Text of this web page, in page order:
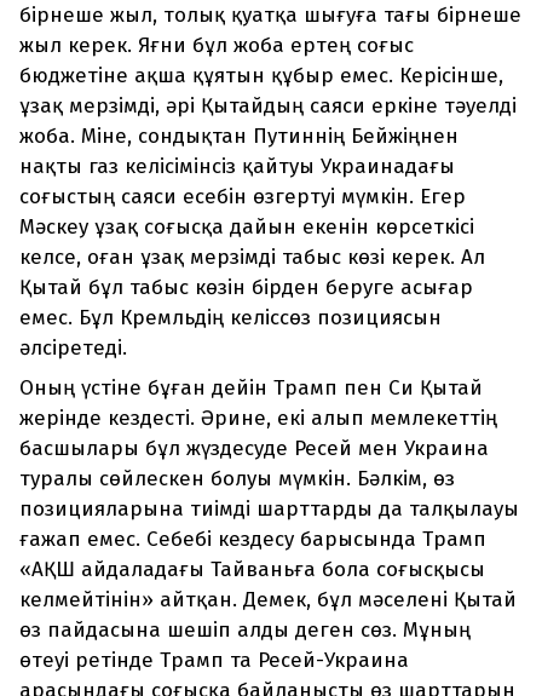
бірнеше жыл, толық қуатқа шығуға тағы бірнеше
жыл керек. Яғни бұл жоба ертең соғыс
бюджетіне ақша құятын құбыр емес. Керісінше,
ұзақ мерзімді, әрі Қытайдың саяси еркіне тәуелді
жоба. Міне, сондықтан Путиннің Бейжіңнен
нақты газ келісімінсіз қайтуы Украинадағы
соғыстың саяси есебін өзгертуі мүмкін. Егер
Мәскеу ұзақ соғысқа дайын екенін көрсеткісі
келсе, оған ұзақ мерзімді табыс көзі керек. Ал
Қытай бұл табыс көзін бірден беруге асығар
емес. Бұл Кремльдің келіссөз позициясын
әлсіретеді.
Оның үстіне бұған дейін Трамп пен Си Қытай
жерінде кездесті. Әрине, екі алып мемлекеттің
басшылары бұл жүздесуде Ресей мен Украина
туралы сөйлескен болуы мүмкін. Бәлкім, өз
позицияларына тиімді шарттарды да талқылауы
ғажап емес. Себебі кездесу барысында Трамп
«АҚШ айдаладағы Тайваньға бола соғысқысы
келмейтінін» айтқан. Демек, бұл мәселені Қытай
өз пайдасына шешіп алды деген сөз. Мұның
өтеуі ретінде Трамп та Ресей-Украина
арасындағы соғысқа байланысты өз шарттарын